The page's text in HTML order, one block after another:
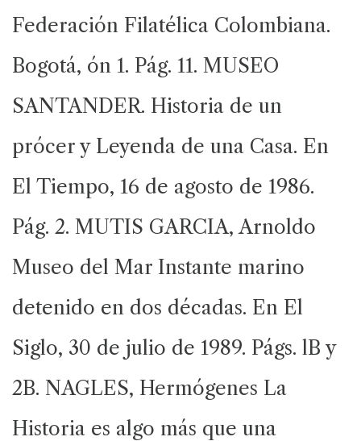
Federación Filatélica Colombiana.
Bogotá, ón 1. Pág. 11. MUSEO
SANTANDER. Historia de un
prócer y Leyenda de una Casa. En
El Tiempo, 16 de agosto de 1986.
Pág. 2. MUTIS GARCIA, Arnoldo
Museo del Mar Instante marino
detenido en dos décadas. En El
Siglo, 30 de julio de 1989. Págs. lB y
2B. NAGLES, Hermógenes La
Historia es algo más que una